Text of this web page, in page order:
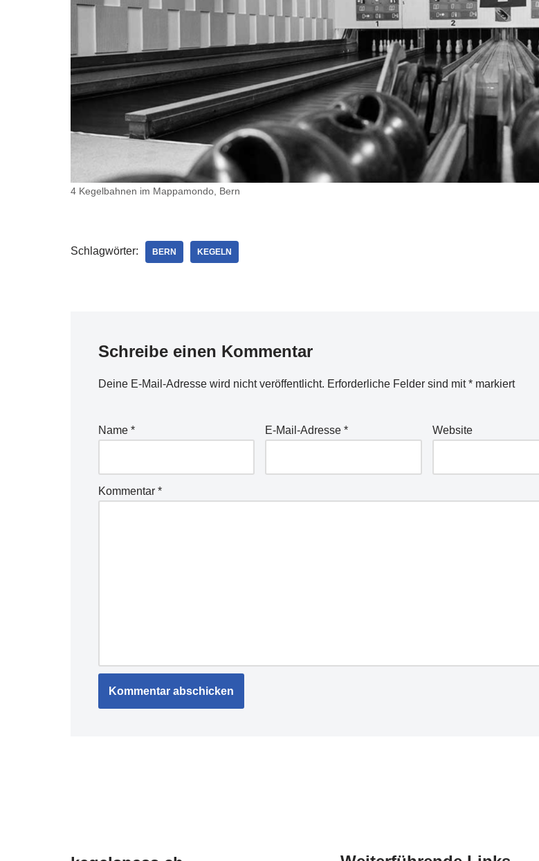
4 Kegelbahnen im Mappamondo, Bern
Schlagwörter: BERN KEGELN
Schreibe einen Kommentar
Deine E-Mail-Adresse wird nicht veröffentlicht. Erforderliche Felder sind mit* markiert
Name * E-Mail-Adresse* Website
Kommentar *